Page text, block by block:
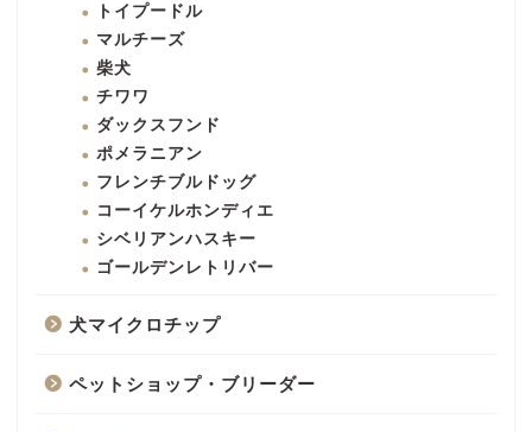
トイプードル
マルチーズ
柴犬
チワワ
ダックスフンド
ポメラニアン
フレンチブルドッグ
コーイケルホンディエ
シベリアンハスキー
ゴールデンレトリバー
犬マイクロチップ
ペットショップ・ブリーダー